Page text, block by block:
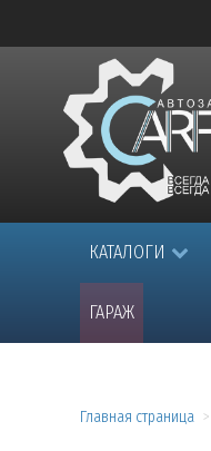
КАТАЛОГИ
ГАРАЖ
Главная страница